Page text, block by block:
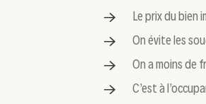
Le prix du bien
On évite les
On a moins de
C’est à